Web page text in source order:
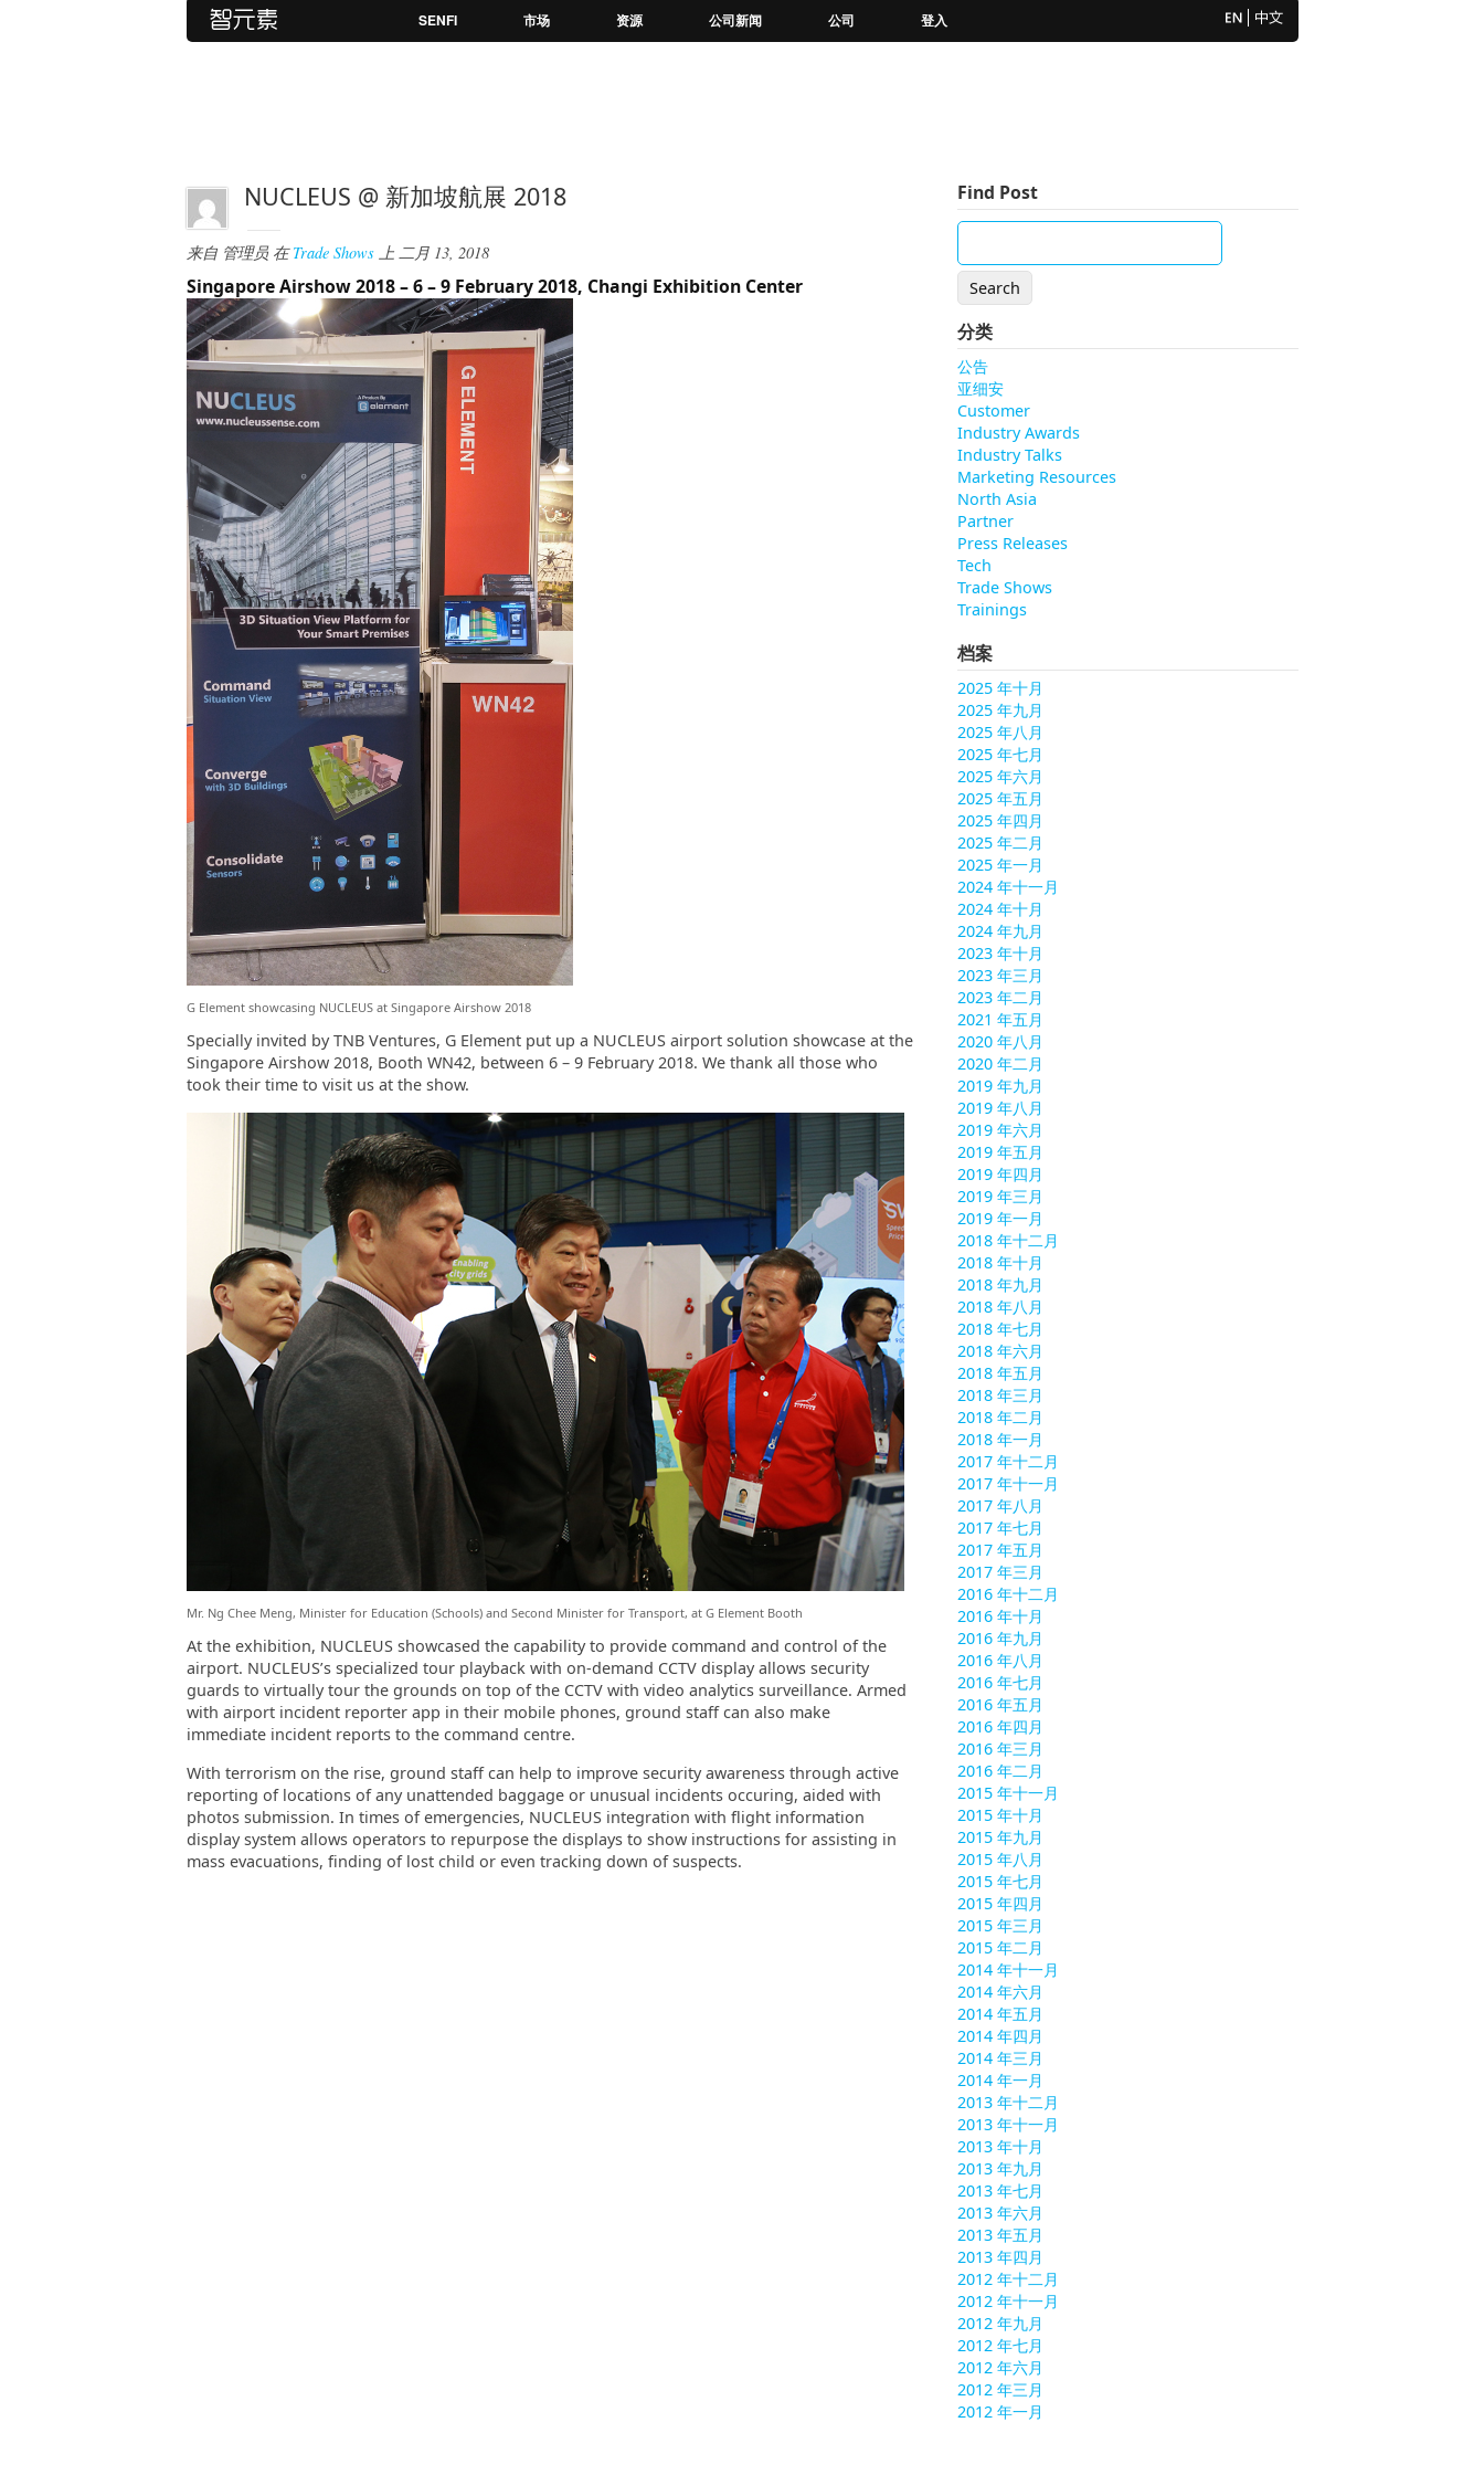
SENFI 市场 资源 公司新闻 公司 登入
NUCLEUS @ 新加坡航展 2018
来自管理员 在 Trade Shows 上 二月 13, 2018
Singapore Airshow 2018 – 6 – 9 February 2018, Changi Exhibition Center
G Element showcasing NUCLEUS at Singapore Airshow 2018
Specially invited by TNB Ventures, G Element put up a NUCLEUS airport solution showcase at the
Singapore Airshow 2018, Booth WN42, between 6 – 9 February 2018. We thank all those who
took their time to visit us at the show.
Mr. Ng Chee Meng, Minister for Education (Schools) and Second Minister for Transport, at G Element Booth
At the exhibition, NUCLEUS showcased the capability to provide command and control of the
airport. NUCLEUS’s specialized tour playback with on-demand CCTV display allows security
guards to virtually tour the grounds on top of the CCTV with video analytics surveillance. Armed
with airport incident reporter app in their mobile phones, ground staff can also make
immediate incident reports to the command centre.
With terrorism on the rise, ground staff can help to improve security awareness through active
reporting of locations of any unattended baggage or unusual incidents occuring, aided with
photos submission. In times of emergencies, NUCLEUS integration with flight information
display system allows operators to repurpose the displays to show instructions for assisting in
mass evacuations, finding of lost child or even tracking down of suspects.
Find Post
分类
公告
亚细安
Customer
Industry Awards
Industry Talks
Marketing Resources
North Asia
Partner
Press Releases
Tech
Trade Shows
Trainings
档案
2025 年十月
2025 年九月
2025 年八月
2025 年七月
2025 年六月
2025 年五月
2025 年四月
2025 年二月
2025 年一月
2024 年十一月
2024 年十月
2024 年九月
2023 年十月
2023 年三月
2023 年二月
2021 年五月
2020 年八月
2020 年二月
2019 年九月
2019 年八月
2019 年六月
2019 年五月
2019 年四月
2019 年三月
2019 年一月
2018 年十二月
2018 年十月
2018 年九月
2018 年八月
2018 年七月
2018 年六月
2018 年五月
2018 年三月
2018 年二月
2018 年一月
2017 年十二月
2017 年十一月
2017 年八月
2017 年七月
2017 年五月
2017 年三月
2016 年十二月
2016 年十月
2016 年九月
2016 年八月
2016 年七月
2016 年五月
2016 年四月
2016 年三月
2016 年二月
2015 年十一月
2015 年十月
2015 年九月
2015 年八月
2015 年七月
2015 年四月
2015 年三月
2015 年二月
2014 年十一月
2014 年六月
2014 年五月
2014 年四月
2014 年三月
2014 年一月
2013 年十二月
2013 年十一月
2013 年十月
2013 年九月
2013 年七月
2013 年六月
2013 年五月
2013 年四月
2012 年十二月
2012 年十一月
2012 年九月
2012 年七月
2012 年六月
2012 年三月
2012 年一月